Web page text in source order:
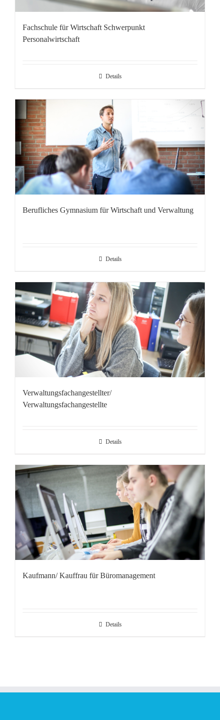
Fachschule für Wirtschaft Schwerpunkt
Personalwirtschaft
Details
Berufliches Gymnasium für Wirtschaft und Verwaltung
Details
Verwaltungsfachangestellter/
Verwaltungsfachangestellte
Details
Kaufmann/ Kauffrau für Büromanagement
Details